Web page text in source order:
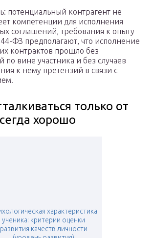
потенциальный контрагент не
компетенции для исполнения
соглашений, требования к опыту
ФЗ предполагают, что исполнение
контрактов прошло без
по вине участника и без случаев
к нему претензий в связи с
только от
хорошо
характеристика
ученика: критерии оценки
развития качеств личности